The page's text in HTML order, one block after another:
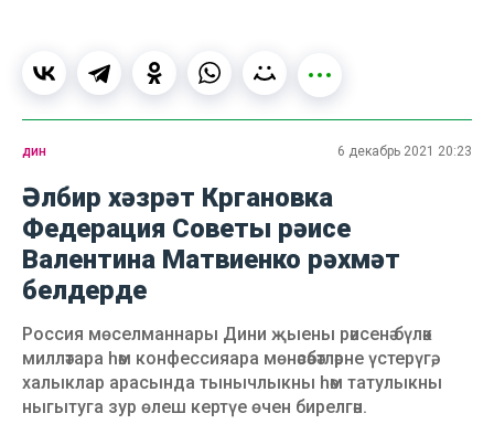
дин 6 декабрь 2021 20:23
Әлбир хәзрәт Кргановка
Федерация Советы рәисе
Валентина Матвиенко рәхмәт
белдерде
Россия мөселманнары Дини җыены рәисенә бүләк
милләтара һәм конфессияара мөнәсәбәтләрне үстерүгә,
халыклар арасында тынычлыкны һәм татулыкны
ныгытуга зур өлеш кертүе өчен бирелгән.